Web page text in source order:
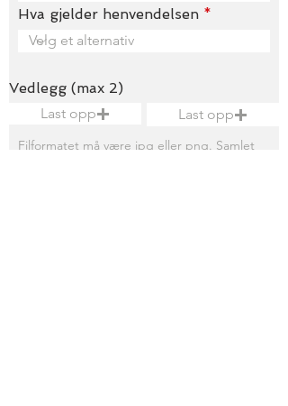
Hva gjelder henvendelsen
Vedlegg (max 2)
Last opp
Last opp
Filformatet må være jpg eller png. Samlet